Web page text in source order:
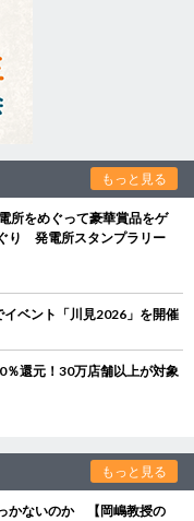
もっと見る
所をめぐって豪華賞品をゲ
り 発電所スタンプラリー
ベント「川見2026」を開催
％還元！30万店舗以上が対象
もっと見る
かないのか 【岡嶋教授の